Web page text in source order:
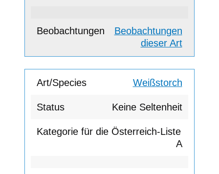
Beobachtungen
dieser Art
Weißstorch
Keine Seltenheit
A